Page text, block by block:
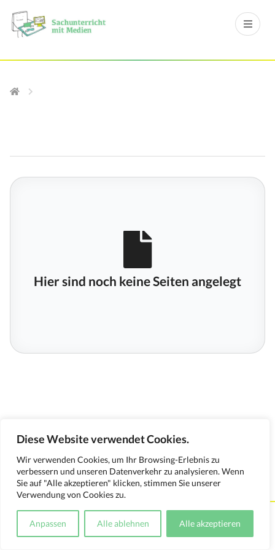
Diese Website verwendet Cookies.
Wir verwenden Cookies, um Ihr Browsing-Erlebnis zu
verbessern und unseren Datenverkehr zu analysieren. Wenn
Sie auf "Alle akzeptieren" klicken, stimmen Sie unserer
Verwendung von Cookies zu.
Anpassen Alle ablehnen Alle akzeptieren
Hier sind noch keine Seiten angelegt
Kontakt Impressum Datenschutzerklärung
Medienverwendungsnachweis